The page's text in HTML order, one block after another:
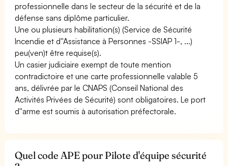
professionnelle dans le secteur de la sécurité et de la
défense sans diplôme particulier.
Une ou plusieurs habilitation(s) (Service de Sécurité
Incendie et d''Assistance à Personnes -SSIAP 1-, ...)
peu(ven)t être requise(s).
Un casier judiciaire exempt de toute mention
contradictoire et une carte professionnelle valable 5
ans, délivrée par le CNAPS (Conseil National des
Activités Privées de Sécurité) sont obligatoires. Le port
d''arme est soumis à autorisation préfectorale.
Quel code APE pour Pilote d'équipe sécurité